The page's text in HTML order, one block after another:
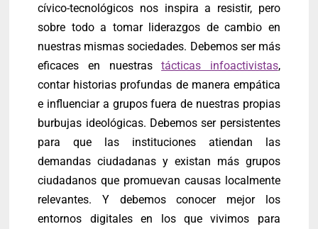
cívico-tecnológicos nos inspira a resistir, pero
sobre todo a tomar liderazgos de cambio en
nuestras mismas sociedades. Debemos ser más
eficaces en nuestrastácticas infoactivistas,
contar historias profundas de manera empática
e influenciar a grupos fuera de nuestras propias
burbujas ideológicas. Debemos ser persistentes
para que las instituciones atiendan las
demandas ciudadanas y existan más grupos
ciudadanos que promuevan causas localmente
relevantes. Y debemos conocer mejor los
entornos digitales en los que vivimos para